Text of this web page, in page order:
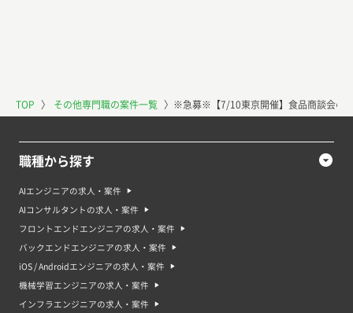
TOP 〉 その他専門職の案件一覧 〉 ※急募※【7/10東京開催】食品商談会の
職種から探す
AIエンジニアの求人・案件
AIコンサルタントの求人・案件
フロントエンドエンジニアの求人・案件
バックエンドエンジニアの求人・案件
iOS / Androidエンジニアの求人・案件
機械学習エンジニアの求人・案件
インフラエンジニアの求人・案件